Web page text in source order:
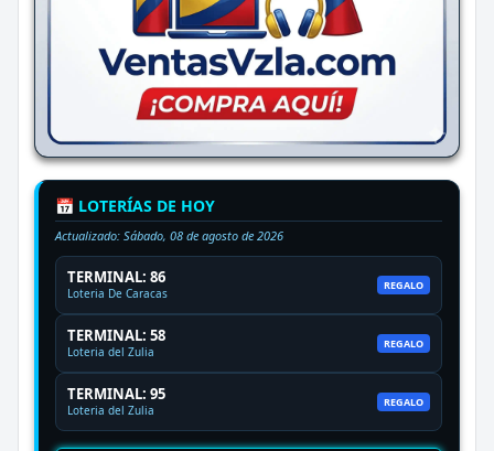
📅 LOTERÍAS DE HOY
Actualizado: Sábado, 08 de agosto de 2026
TERMINAL: 86
Loteria De Caracas
REGALO
TERMINAL: 58
Loteria del Zulia
REGALO
TERMINAL: 95
Loteria del Zulia
REGALO